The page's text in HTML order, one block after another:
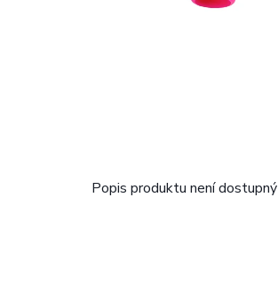
Popis produktu není dostupný